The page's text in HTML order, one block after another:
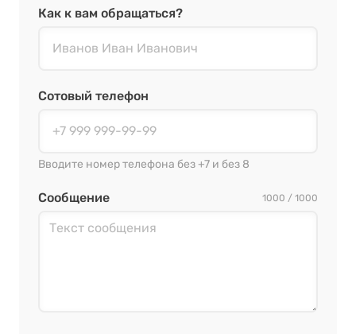
Как к вам обращаться?
Сотовый телефон
Вводите номер телефона без +7 и без 8
Сообщение 1000 / 1000